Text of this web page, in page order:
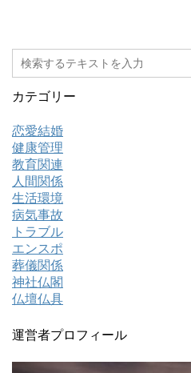
カテゴリー
恋愛結婚
健康管理
教育関連
人間関係
生活環境
病気事故
トラブル
エンスポ
葬儀関係
神社仏閣
仏壇仏具
運営者プロフィール